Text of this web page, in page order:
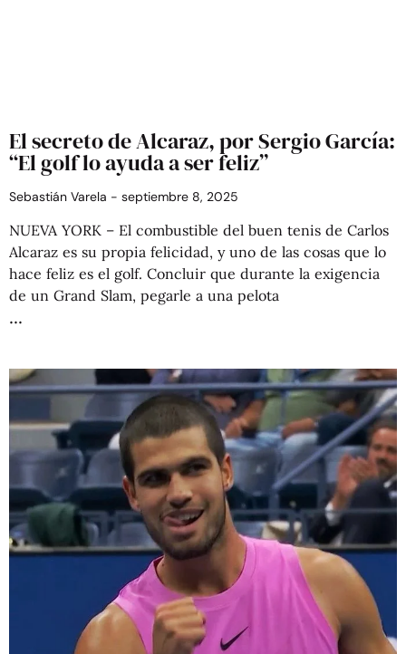
El secreto de Alcaraz, por Sergio García:
“El golf lo ayuda a ser feliz”
Sebastián Varela septiembre 8, 2025
NUEVA YORK – El combustible del buen tenis de Carlos
Alcaraz es su propia felicidad, y uno de las cosas que lo
hace feliz es el golf. Concluir que durante la exigencia
de un Grand Slam, pegarle a una pelota